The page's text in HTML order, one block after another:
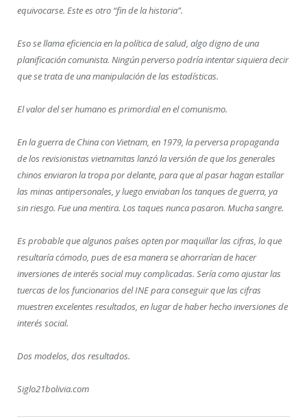
equivocarse. Este es otro “fin de la historia”.
Eso se llama eficiencia en la política de salud, algo digno de una
planificación comunista. Ningún perverso podría intentar siquiera decir
que se trata de una manipulación de las estadísticas.
El valor del ser humano es primordial en el comunismo.
En la guerra de China con Vietnam, en 1979, la perversa propaganda
de los revisionistas vietnamitas lanzó la versión de que los generales
chinos enviaron la tropa por delante, para que al pasar hagan estallar
las minas antipersonales, y luego enviaban los tanques de guerra, ya
sin riesgo. Fue una mentira. Los taques nunca pasaron. Mucha sangre.
Es probable que algunos países opten por maquillar las cifras, lo que
resultaría cómodo, pues de esa manera se ahorrarían de hacer
inversiones de interés social muy complicadas. Sería como ajustar las
tuercas de los funcionarios del INE para conseguir que las cifras
muestren excelentes resultados, en lugar de haber hecho inversiones de
interés social.
Dos modelos, dos resultados.
Siglo21bolivia.com